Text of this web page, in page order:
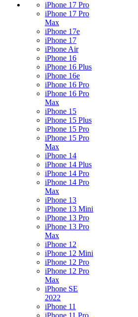
iPhone 17 Pro
iPhone 17 Pro
Max
iPhone 17e
iPhone 17
iPhone Air
iPhone 16
iPhone 16 Plus
iPhone 16e
iPhone 16 Pro
iPhone 16 Pro
Max
iPhone 15
iPhone 15 Plus
iPhone 15 Pro
iPhone 15 Pro
Max
iPhone 14
iPhone 14 Plus
iPhone 14 Pro
iPhone 14 Pro
Max
iPhone 13
iPhone 13 Mini
iPhone 13 Pro
iPhone 13 Pro
Max
iPhone 12
iPhone 12 Mini
iPhone 12 Pro
iPhone 12 Pro
Max
iPhone SE
2022
iPhone 11
iPhone 11 Pro